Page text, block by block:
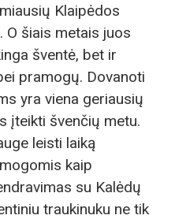
Klaipėdos
O šiais metais juos
šventė, bet ir
pramogų. Dovanoti
yra viena geriausių
įteikti švenčių metu.
leisti laiką
kaip
su Kalėdų
traukinuku ne tik